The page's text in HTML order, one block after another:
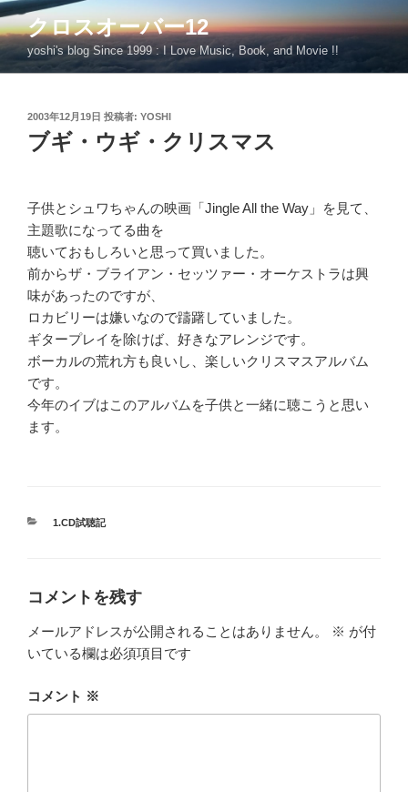
コ
ン
テ
ン
クロスオーバー12
yoshi's blog Since 1999 : I Love Music, Book, and Movie !!
投
日:
2003年12月19日 投稿者: YOSHI
ブギ・ウギ・クリスマス
子供とシュワちゃんの映画「Jingle All the Way」を見て、
主題歌になってる曲を
聴いておもしろいと思って買いました。
前からザ・ブライアン・セッツァー・オーケストラは興
味があったのですが、
ロカビリーは嫌いなので躊躇していました。
ギタープレイを除けば、好きなアレンジです。
ボーカルの荒れ方も良いし、楽しいクリスマスアルバム
です。
今年のイブはこのアルバムを子供と一緒に聴こうと思い
ます。
カ
1.CD試聴記
コメントを残す
メールアドレスが公開されることはありません。 ※ が付
いている欄は必須項目です
コメント ※